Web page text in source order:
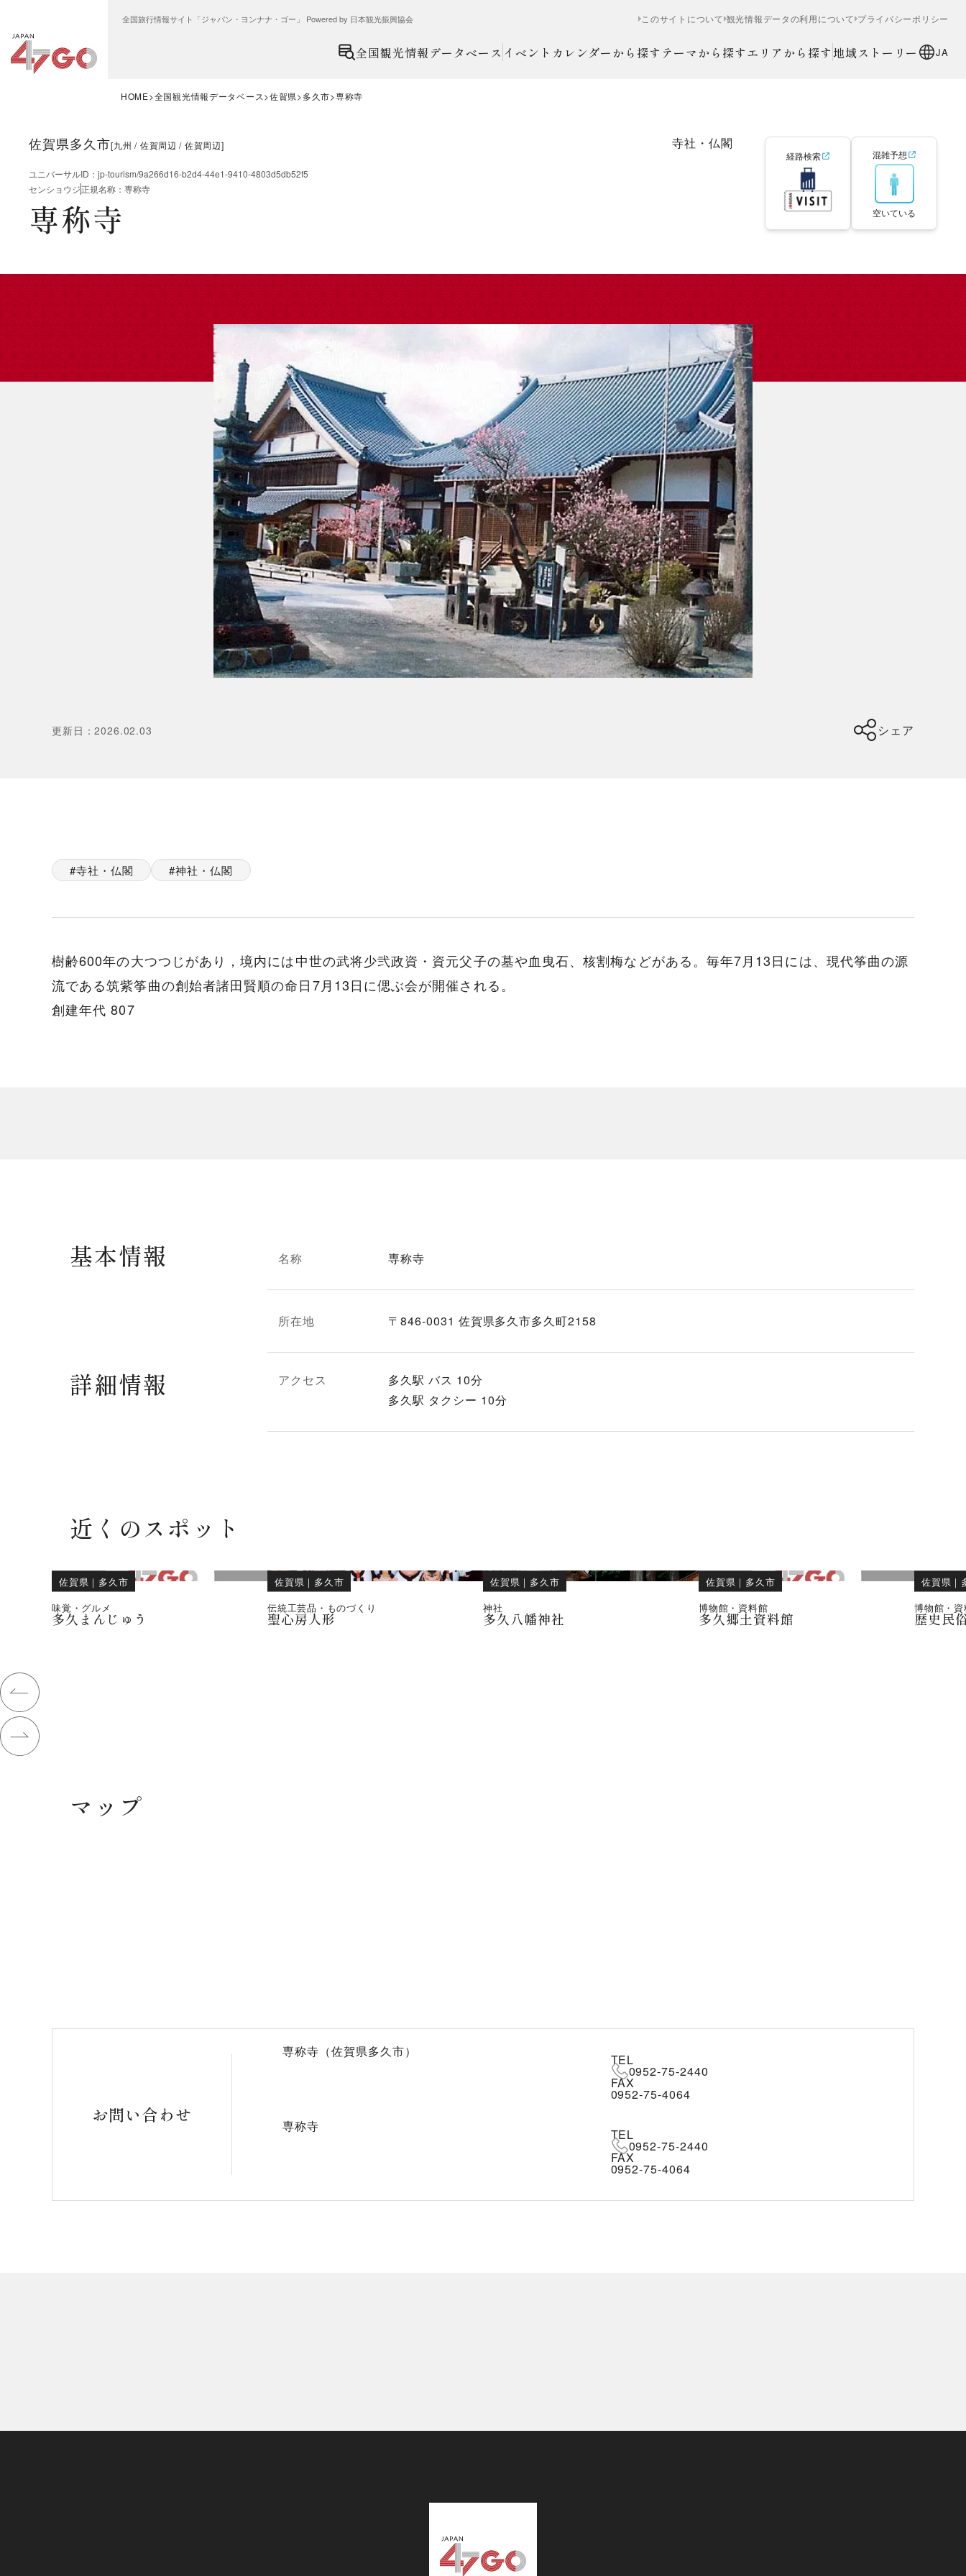
全国旅行情報サイト「ジャパン・ヨンナナ・ゴー」 Powered by 日本観光振興協会 このサイトについて 観光情報データの利用について プライバシーポリシー
全国観光情報データベース イベントカレンダーから探す テーマから探すエリアから探す 地域ストーリー JA
HOME 全国観光情報データベース 佐賀県 多久市 専称寺
佐賀県多久市[九州 佐賀周辺 佐賀周辺] 寺社・仏閣
ユニバーサルID ： jp-tourism/9a266d16-b2d4-44e1-9410-4803d5db52f5
センショウジ正規名称 ： 専称寺
専称寺
経路検索 混雑予想
空いている
更新日 ：2026.02.03 シェア
寺社・仏閣 神社・仏閣
樹齢600年の大つつじがあり，境内には中世の武将少弐政資・資元父子の墓や血曳石、核割梅などがある。毎年7月13日には、現代筝曲の源
流である筑紫筝曲の創始者諸田賢順の命日7月13日に偲ぶ会が開催される。
創建年代 807
基本情報 名称 専称寺
所在地 〒846-0031 佐賀県多久市多久町2158
詳細情報 アクセス
多久駅 バス 10分
多久駅 タクシー 10分
近くのスポット
佐賀県 ｜ 多久市
味覚・グルメ
多久まんじゅう
佐賀県 ｜ 多久市
伝統工芸品・ものづくり
聖心房人形
佐賀県 ｜ 多久市
神社
多久八幡神社
佐賀県 ｜ 多久市
博物館・資料館
多久郷土資料館
佐賀県 ｜
博物館・
歴史民
マップ
お問い合わせ
専称寺（佐賀県多久市）
TEL
0952-75-2440
FAX
0952-75-4064
専称寺
TEL
0952-75-2440
FAX
0952-75-4064